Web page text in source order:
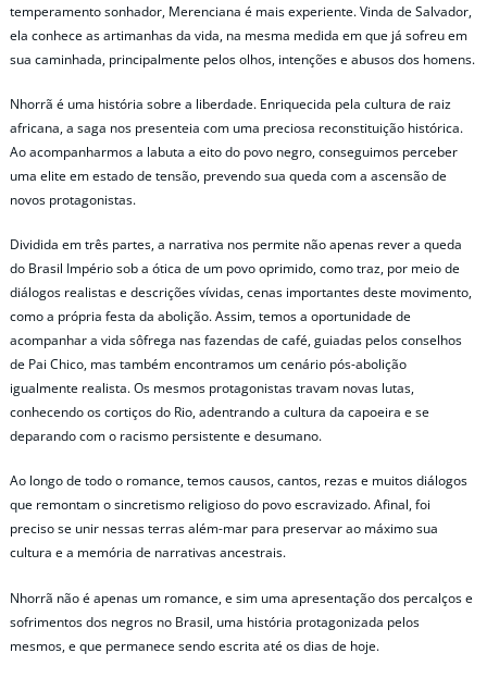
temperamento sonhador, Merenciana é mais experiente. Vinda de Salvador,
ela conhece as artimanhas da vida, na mesma medida em que já sofreu em
sua caminhada, principalmente pelos olhos, intenções e abusos dos homens.
Nhorrã é uma história sobre a liberdade. Enriquecida pela cultura de raiz
africana, a saga nos presenteia com uma preciosa reconstituição histórica.
Ao acompanharmos a labuta a eito do povo negro, conseguimos perceber
uma elite em estado de tensão, prevendo sua queda com a ascensão de
novos protagonistas.
Dividida em três partes, a narrativa nos permite não apenas rever a queda
do Brasil Império sob a ótica de um povo oprimido, como traz, por meio de
diálogos realistas e descrições vívidas, cenas importantes deste movimento,
como a própria festa da abolição. Assim, temos a oportunidade de
acompanhar a vida sôfrega nas fazendas de café, guiadas pelos conselhos
de Pai Chico, mas também encontramos um cenário pós-abolição
igualmente realista. Os mesmos protagonistas travam novas lutas,
conhecendo os cortiços do Rio, adentrando a cultura da capoeira e se
deparando com o racismo persistente e desumano.
Ao longo de todo o romance, temos causos, cantos, rezas e muitos diálogos
que remontam o sincretismo religioso do povo escravizado. Afinal, foi
preciso se unir nessas terras além-mar para preservar ao máximo sua
cultura e a memória de narrativas ancestrais.
Nhorrã não é apenas um romance, e sim uma apresentação dos percalços e
sofrimentos dos negros no Brasil, uma história protagonizada pelos
mesmos, e que permanece sendo escrita até os dias de hoje.